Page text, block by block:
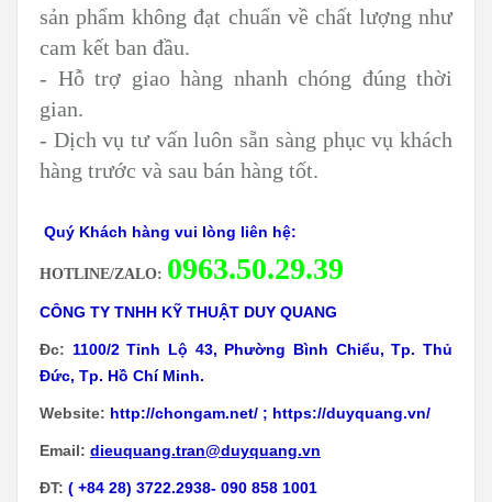
sản phẩm không đạt chuẩn về chất lượng như
cam kết ban đầu.
- Hỗ trợ giao hàng nhanh chóng đúng thời
gian.
- Dịch vụ tư vấn luôn sẵn sàng phục vụ khách
hàng trước và sau bán hàng tốt.
Quý Khách hàng vui lòng liên hệ:
HOTLINE/ZALO: 0963.50.29.39
CÔNG TY TNHH KỸ THUẬT DUY QUANG
Đc: 1100/2 Tỉnh Lộ 43, Phường Bình Chiểu, Tp. Thủ
Đức, Tp. Hồ Chí Minh.
Website: http://chongam.net/ ; https://duyquang.vn/
Email: dieuquang.tran@duyquang.vn
ĐT: ( +84 28) 3722.2938- 090 858 1001